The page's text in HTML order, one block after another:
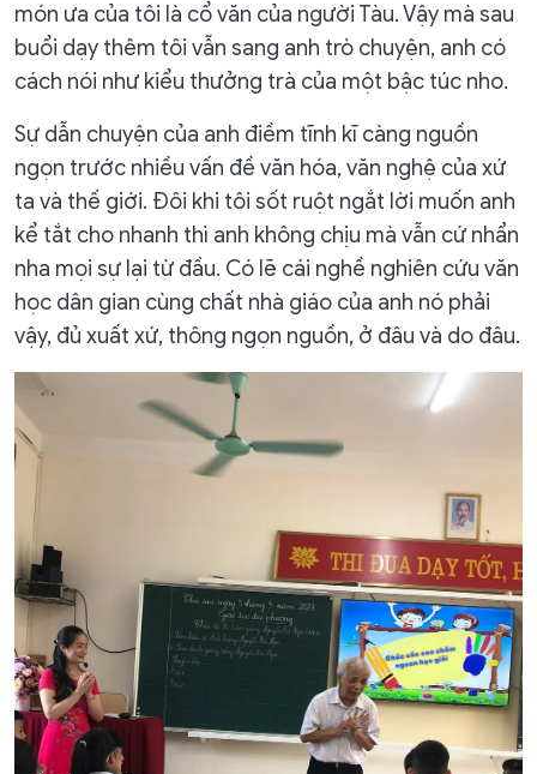
món ưa của tôi là cổ văn của người Tàu. Vậy mà sau
buổi dạy thêm tôi vẫn sang anh trò chuyện, anh có
cách nói như kiểu thưởng trà của một bậc túc nho.
Sự dẫn chuyện của anh điềm tĩnh kĩ càng nguồn
ngọn trước nhiều vấn đề văn hóa, văn nghệ của xứ
ta và thế giới. Đôi khi tôi sốt ruột ngắt lời muốn anh
kể tắt cho nhanh thì anh không chịu mà vẫn cứ nhẩn
nha mọi sự lại từ đầu. Có lẽ cái nghề nghiên cứu văn
học dân gian cùng chất nhà giáo của anh nó phải
vậy, đủ xuất xứ, thông ngọn nguồn, ở đâu và do đâu.